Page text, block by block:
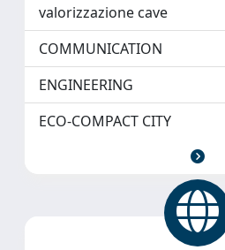
valorizzazione cave
COMMUNICATION
ENGINEERING
ECO-COMPACT CITY